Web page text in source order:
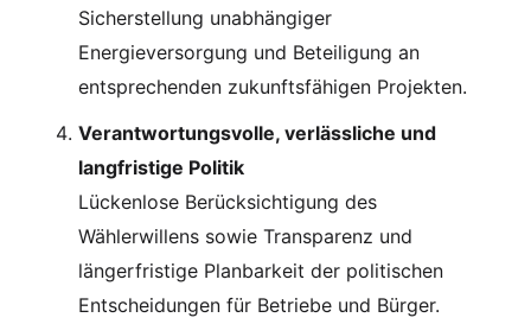
Sicherstellung unabhängiger
Energieversorgung und Beteiligung an
entsprechenden zukunftsfähigen Projekten.
Verantwortungsvolle, verlässliche und
langfristige Politik
Lückenlose Berücksichtigung des
Wählerwillens sowie Transparenz und
längerfristige Planbarkeit der politischen
Entscheidungen für Betriebe und Bürger.